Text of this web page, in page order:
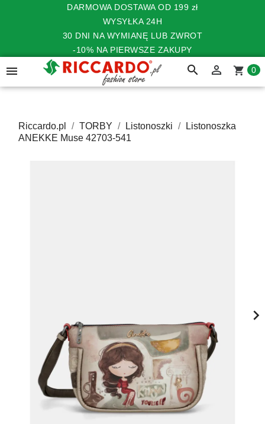
DARMOWA DOSTAWA OD 199 zł
WYSYŁKA 24H
30 DNI NA WYMIANĘ LUB ZWROT
-10% NA PIERWSZE ZAKUPY
 search  shopping_cart 0
Riccardo.pl TORBY Listonoszki
Listonoszka
ANEKKE Muse 42703-541
